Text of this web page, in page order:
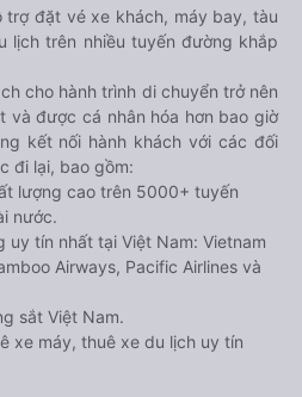
trợ đặt vé xe khách, máy bay, tàu
lịch trên nhiều tuyến đường khắp
cho hành trình di chuyển trở nên
và được cá nhân hóa hơn bao giờ
kết nối hành khách với các đối
đi lại, bao gồm:
lượng cao trên 5000+ tuyến
nước.
uy tín nhất tại Việt Nam: Vietnam
Airways, Pacific Airlines và
sắt Việt Nam.
xe máy, thuê xe du lịch uy tín